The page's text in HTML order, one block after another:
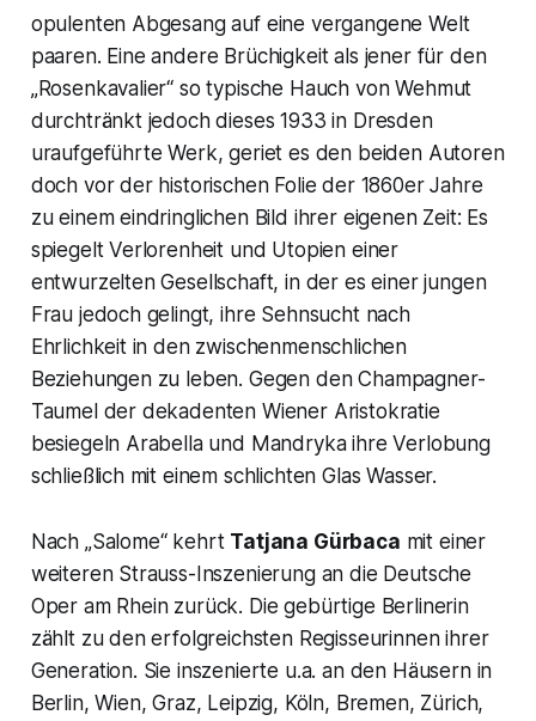
opulenten Abgesang auf eine vergangene Welt
paaren. Eine andere Brüchigkeit als jener für den
„Rosenkavalier“ so typische Hauch von Wehmut
durchtränkt jedoch dieses 1933 in Dresden
uraufgeführte Werk, geriet es den beiden Autoren
doch vor der historischen Folie der 1860er Jahre
zu einem eindringlichen Bild ihrer eigenen Zeit: Es
spiegelt Verlorenheit und Utopien einer
entwurzelten Gesellschaft, in der es einer jungen
Frau jedoch gelingt, ihre Sehnsucht nach
Ehrlichkeit in den zwischenmenschlichen
Beziehungen zu leben. Gegen den Champagner-
Taumel der dekadenten Wiener Aristokratie
besiegeln Arabella und Mandryka ihre Verlobung
schließlich mit einem schlichten Glas Wasser.
Nach „Salome“ kehrt Tatjana Gürbaca mit einer
weiteren Strauss-Inszenierung an die Deutsche
Oper am Rhein zurück. Die gebürtige Berlinerin
zählt zu den erfolgreichsten Regisseurinnen ihrer
Generation. Sie inszenierte u.a. an den Häusern in
Berlin, Wien, Graz, Leipzig, Köln, Bremen, Zürich,